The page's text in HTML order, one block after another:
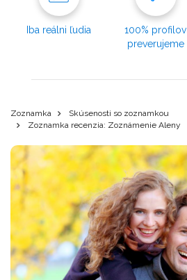
Iba reálni ľudia
100% profilov
preverujeme
Zoznamka
Skúsenosti so zoznamkou
Zoznamka recenzia: Zoznámenie Aleny